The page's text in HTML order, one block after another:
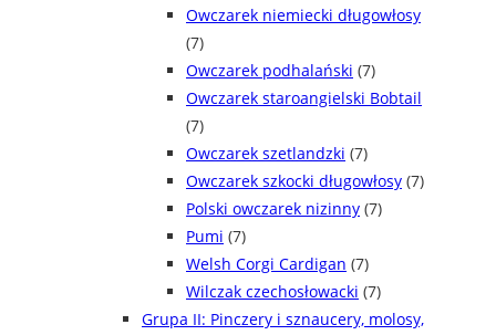
Owczarek niemiecki długowłosy
(7)
Owczarek podhalański (7)
Owczarek staroangielski Bobtail
(7)
Owczarek szetlandzki (7)
Owczarek szkocki długowłosy (7)
Polski owczarek nizinny (7)
Pumi (7)
Welsh Corgi Cardigan (7)
Wilczak czechosłowacki (7)
Grupa II: Pinczery i sznaucery, molosy,